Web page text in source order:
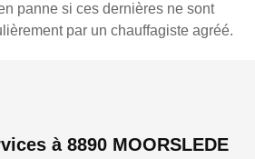
panne si ces dernières ne sont
par un chauffagiste agréé.
à 8890 MOORSLEDE